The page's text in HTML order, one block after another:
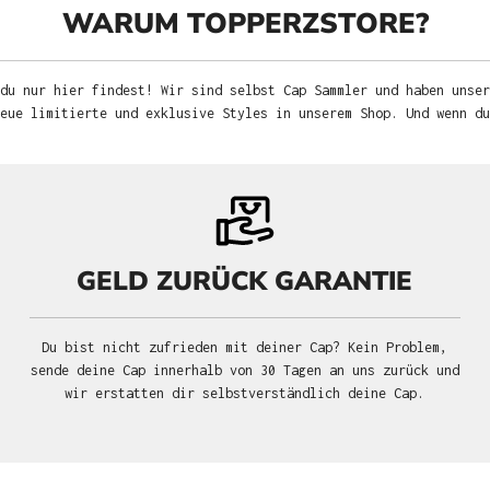
WARUM TOPPERZSTORE?
hier findest! Wir sind selbst Cap Sammler und haben
limitierte und exklusive Styles in unserem Shop. Und
GELD ZURÜCK GARANTIE
Du bist nicht zufrieden mit deiner Cap? Kein Problem,
sende deine Cap innerhalb von 30 Tagen an uns zurück und
wir erstatten dir selbstverständlich deine Cap.